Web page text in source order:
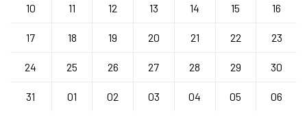
10 11 12 13 14 15 16
17 18 19 20 21 22 23
24 25 26 27 28 29 30
31 01 02 03 04 05 06